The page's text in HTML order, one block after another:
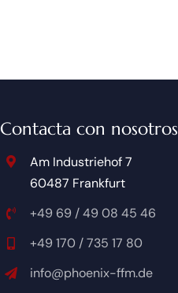
Contacta con nosotros
Am Industriehof 7
60487 Frankfurt
+49 69 / 49 08 45 46
+49 170 / 735 17 80
info@phoenix-ffm.de